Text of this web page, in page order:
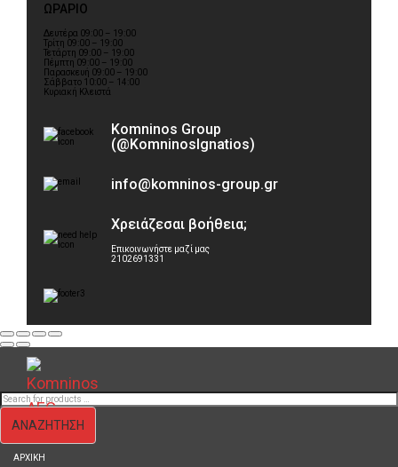
ΩΡΑΡΙΟ
Δευτέρα 09:00 – 19:00
Τρίτη 09:00 – 19:00
Τετάρτη 09:00 – 19:00
Πέμπτη 09:00 – 19:00
Παρασκευή 09:00 – 19:00
Σάββατο 10:00 – 14:00
Κυριακή Κλειστά
Komninos Group
(@KomninosIgnatios)
info@komninos-group.gr
Χρειάζεσαι βοήθεια;
Επικοινωνήστε μαζί μας
2102691331
ΑΡΧΙΚΗ